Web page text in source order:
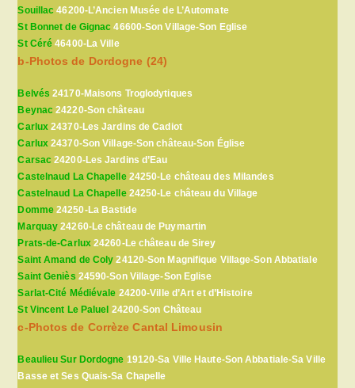
Souillac 46200-L’Ancien Musée de L’Automate
St Bonnet de Gignac 46600-Son Village-Son Eglise
St Céré 46400-La Ville
b-Photos de Dordogne (24)
Belvés 24170-Maisons Troglodytiques
Beynac 24220-Son château
Carlux 24370-Les Jardins de Cadiot
Carlux 24370-Son Village-Son château-Son Église
Carsac 24200-Les Jardins d’Eau
Castelnaud La Chapelle24250-Le château des Milandes
Castelnaud La Chapelle24250-Le château du Village
Domme24250-La Bastide
Marquay 24260-Le château de Puymartin
Prats-de-Carlux24260-Le château de Sirey
Saint Amand de Coly 24120-Son Magnifique Village-Son Abbatiale
Saint Geniès 24590-Son Village-Son Eglise
Sarlat-Cité Médiévale 24200-Ville d’Art et d’Histoire
St Vincent Le Paluel 24200-Son Château
c-Photos de Corrèze Cantal Limousin
Beaulieu Sur Dordogne 19120-Sa Ville Haute-Son Abbatiale-Sa Ville
Basse et Ses Quais-Sa Chapelle